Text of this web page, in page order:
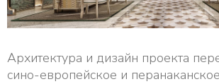
Архитектура и дизайн проекта
сино-европейское и